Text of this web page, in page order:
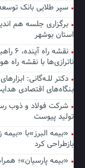
سپر طلایی بانک
برگزاری جلسه هم
استان بوشهر
ناترازی‌ها با نقشه راه
دکتر للـه‌گانی:
بنگاه‌های اقتصادی
شرکت فولاد و ذوب
تولید پیوست
«بیمه البرز»با
بازطراحی کرد
«بیمه پارسیان»؛